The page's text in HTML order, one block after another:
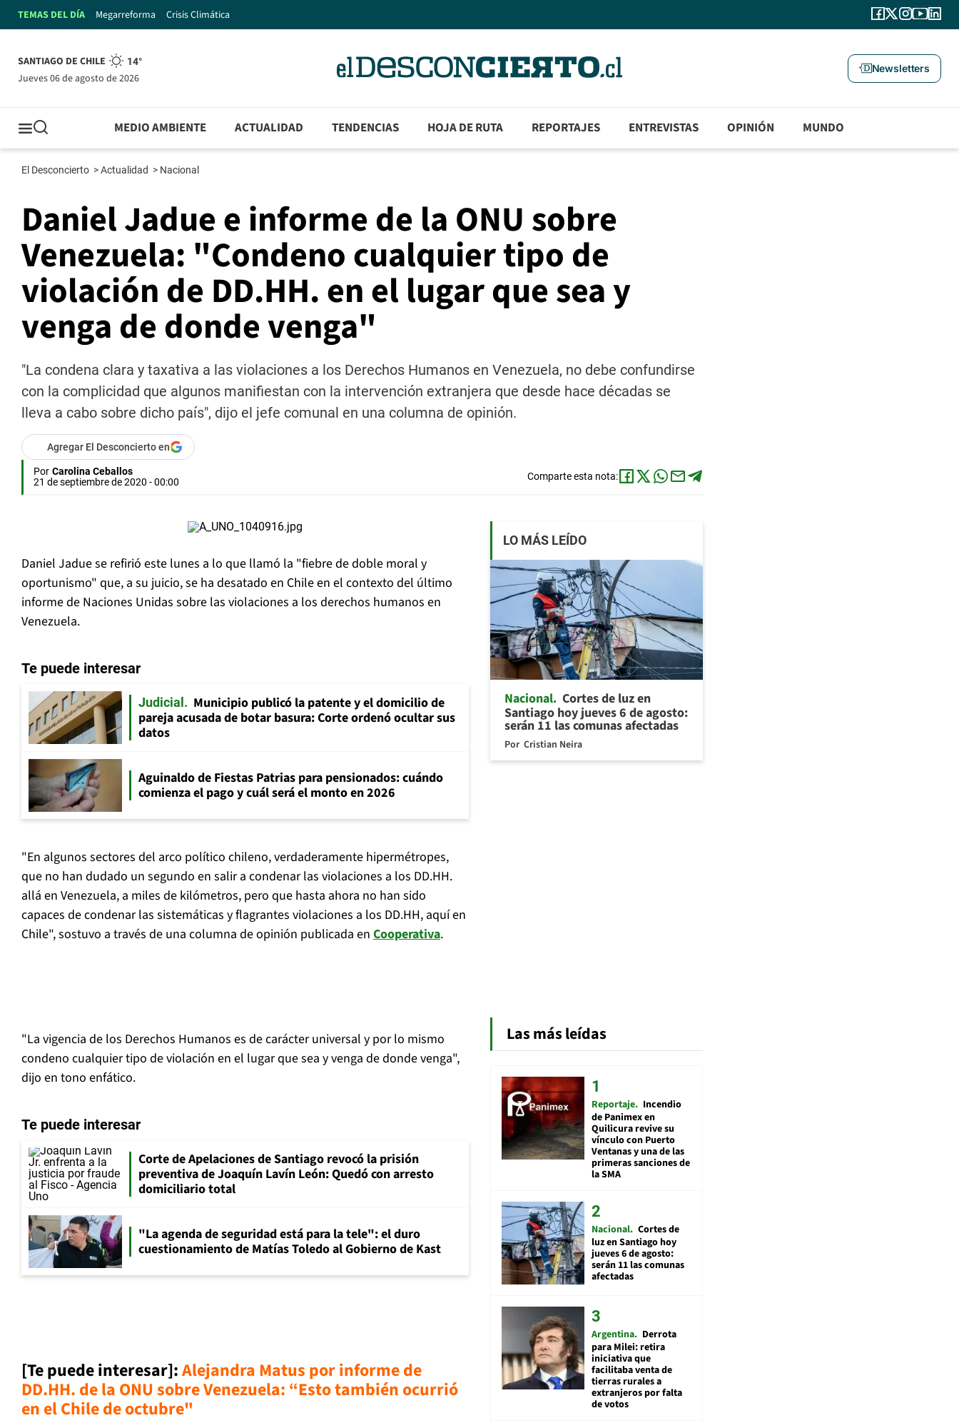
TEMAS DEL DÍA Megarreforma Crisis Climática
SANTIAGO DE CHILE 14°
jueves 06 de agosto de 2026
Newsletters
MEDIO AMBIENTE ACTUALIDAD TENDENCIAS HOJA DE RUTA REPORTAJES ENTREVISTAS OPINIÓN MUNDO
El Desconcierto >Actualidad > Nacional
Daniel Jadue e informe de la ONU sobre
Venezuela: "Condeno cualquier tipo de
violación de DD.HH. en el lugar que sea y
venga de donde venga"
"La condena clara y taxativa a las violaciones a los Derechos Humanos en Venezuela, no debe confundirse
con la complicidad que algunos manifiestan con la intervención extranjera que desde hace décadas se
lleva a cabo sobre dicho país", dijo el jefe comunal en una columna de opinión.
Agregar El Desconcierto en
Por Carolina Ceballos
21 de septiembre de 2020 - 00:00
Comparte esta nota:
Daniel Jadue se refirió este lunes a lo que llamó la "fiebre de doble moral y
oportunismo" que, a su juicio, se ha desatado en Chile en el contexto del último
informe de Naciones Unidas sobre las violaciones a los derechos humanos en
Venezuela.
Te puede interesar
Judicial
Municipio publicó la patente y el domicilio de
pareja acusada de botar basura: Corte ordenó ocultar sus
datos
Aguinaldo de Fiestas Patrias para pensionados: cuándo
comienza el pago y cuál será el monto en 2026
"En algunos sectores del arco político chileno, verdaderamente hipermétropes,
que no han dudado un segundo en salir a condenar las violaciones a los DD.HH.
allá en Venezuela, a miles de kilómetros, pero que hasta ahora no han sido
capaces de condenar las sistemáticas y flagrantes violaciones a los DD.HH, aquí en
Chile", sostuvo a través de una columna de opinión publicada en Cooperativa.
"La vigencia de los Derechos Humanos es de carácter universal y por lo mismo
condeno cualquier tipo de violación en el lugar que sea y venga de donde venga",
dijo en tono enfático.
Te puede interesar
Corte de Apelaciones de Santiago revocó la prisión
preventiva de Joaquín Lavín León: Quedó con arresto
domiciliario total
"La agenda de seguridad está para la tele": el duro
cuestionamiento de Matías Toledo al Gobierno de Kast
[Te puede interesar]:Alejandra Matus por informe de
DD.HH. de la ONU sobre Venezuela: “Esto también ocurrió
en el Chile de octubre"
LO MÁS LEÍDO
Nacional Cortes de luz en
Santiago hoy jueves 6 de agosto:
serán 11 las comunas afectadas
Por Cristian Neira
Las más leídas
Reportaje Incendio
de Panimex en
Quilicura revive su
vínculo con Puerto
Ventanas y una de las
primeras sanciones de
la SMA
Nacional Cortes de
luz en Santiago hoy
jueves 6 de agosto:
serán 11 las comunas
afectadas
Argentina Derrota
para Milei: retira
iniciativa que
facilitaba venta de
tierras rurales a
extranjeros por falta
de votos